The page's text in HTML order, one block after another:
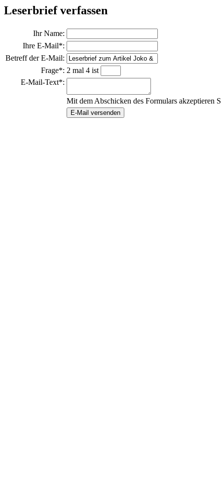
Leserbrief verfassen
Ihr Name:
Ihre E-Mail*:
Betreff der E-Mail:
Frage*: 2 mal 4 ist
E-Mail-Text*:
Mit dem Abschicken des Formulars akzeptieren
E-Mail versenden